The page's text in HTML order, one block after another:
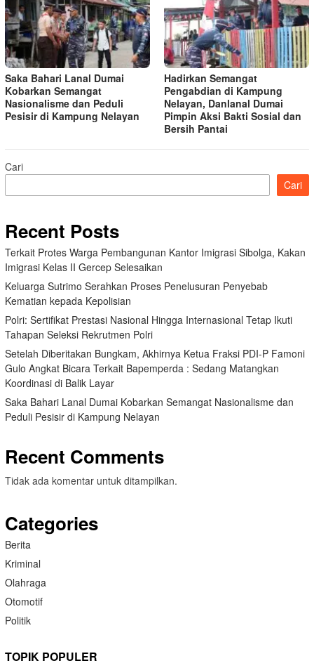
Saka Bahari Lanal Dumai
Kobarkan Semangat
Nasionalisme dan Peduli
Pesisir di Kampung Nelayan
Hadirkan Semangat
Pengabdian di Kampung
Nelayan, Danlanal Dumai
Pimpin Aksi Bakti Sosial dan
Bersih Pantai
Cari
Cari
Recent Posts
Terkait Protes Warga Pembangunan Kantor Imigrasi Sibolga, Kakan
Imigrasi Kelas II Gercep Selesaikan
Keluarga Sutrimo Serahkan Proses Penelusuran Penyebab
Kematian kepada Kepolisian
Polri: Sertifikat Prestasi Nasional Hingga Internasional Tetap Ikuti
Tahapan Seleksi Rekrutmen Polri
Setelah Diberitakan Bungkam, Akhirnya Ketua Fraksi PDI-P Famoni
Gulo Angkat Bicara Terkait Bapemperda : Sedang Matangkan
Koordinasi di Balik Layar
Saka Bahari Lanal Dumai Kobarkan Semangat Nasionalisme dan
Peduli Pesisir di Kampung Nelayan
Recent Comments
Tidak ada komentar untuk ditampilkan.
Categories
Berita
Kriminal
Olahraga
Otomotif
Politik
TOPIK POPULER